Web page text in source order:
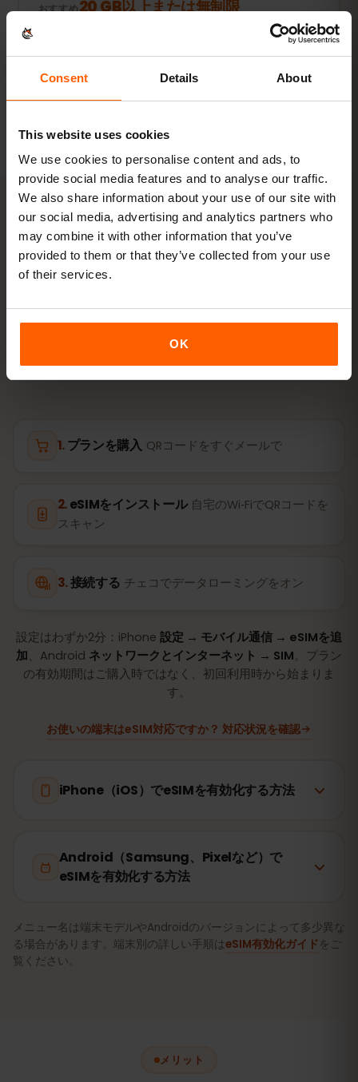
Consent Details About
This website uses cookies
We use cookies to personalise content and ads, to
provide social media features and to analyse our traffic.
We also share information about your use of our site with
our social media, advertising and analytics partners who
may combine it with other information that you’ve
provided to them or that they’ve collected from your use
of their services.
OK
おすすめ20 GB以上または無制限
数値はすべて目安です。実際の使用量は端末やアプリの設定、使い方
アクティベーション
チェコのeSIMを
有効化
数分で準備完了。物理SIMカードは不要です。
プランを購入 QRコードをすぐメールで
eSIMをインストール 自宅のWi‑FiでQRコードを
スキャン
接続する チェコでデータローミングをオン
設定はわずか2分：iPhone 設定 → モバイル通信 → eSIMを追
加、Android ネットワークとインターネット → SIM 。プラン
の有効期間はご購入時ではなく、初回利用時から始まりま
す。
お使いの端末はeSIM対応ですか？ 対応状況を確認
iPhone（iOS）でeSIMを有効化する方法
Android（Samsung、Pixelなど）で
eSIMを有効化する方法
メニュー名は端末モデルやAndroidのバージョンによって多少異な
る場合があります。端末別の詳しい手順はeSIM有効化ガイドをご
覧ください。
メリット